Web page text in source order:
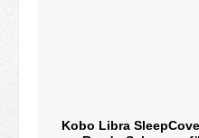
Kobo Libra